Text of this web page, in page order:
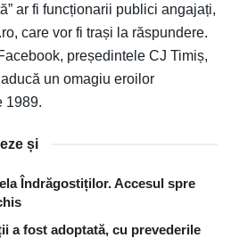
ar fi funcționarii publici angajați,
care vor fi trași la răspundere.
președintele CJ Timiș,
un omagiu eroilor
1989.
și
Îndrăgostiților. Accesul spre
a fost adoptată, cu prevederile